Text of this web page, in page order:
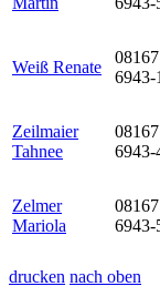
Weiß Renate
08167
6943-
Zeilmaier
Tahnee
08167
6943-
Zelmer
Mariola
08167
6943-
drucken nach oben